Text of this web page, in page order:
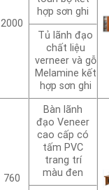
2000
hợp sơn ghi
Tủ lãnh đạo
chất liệu
verneer và gỗ
Melamine kết
hợp sơn ghi
760
Bàn lãnh
đạo Veneer
cao cấp có
tấm PVC
trang trí
màu đen